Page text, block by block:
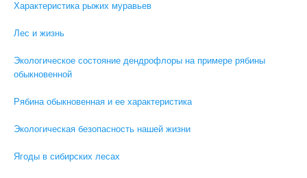
Характеристика рыжих муравьев
Лес и жизнь
Экологическое состояние дендрофлоры на примере рябины
обыкновенной
Рябина обыкновенная и ее характеристика
Экологическая безопасность нашей жизни
Ягоды в сибирских лесах